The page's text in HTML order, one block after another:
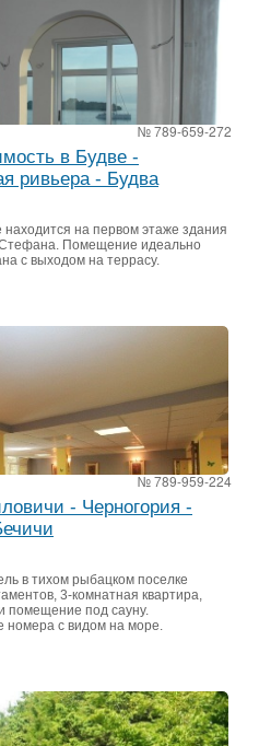
№ 789-659-272
в Будве -
ривьера - Будва
на первом этаже здания
Стефана. Помещение идеально
с выходом на террасу.
№ 789-959-224
- Черногория -
в тихом рыбацком поселке
3-комнатная квартира,
помещение под сауну.
номера с видом на море.